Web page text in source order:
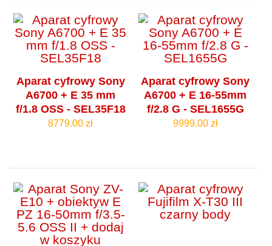
Aparat cyfrowy Sony
A6700 + E 35 mm
f/1.8 OSS - SEL35F18
8779.00 zł
Aparat cyfrowy Sony
A6700 + E 16-55mm
f/2.8 G - SEL1655G
9999.00 zł